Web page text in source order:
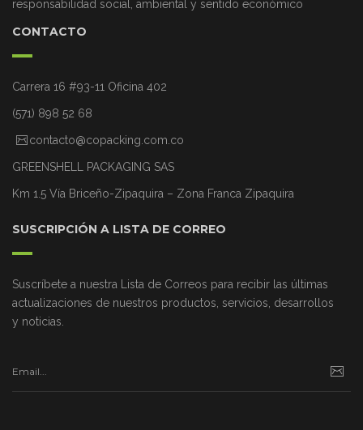
responsabilidad social, ambiental y sentido económico
CONTACTO
Carrera 16 #93-11 Oficina 402
(571) 898 52 68
contacto@copacking.com.co
GREENSHELL PACKAGING SAS
Km 1.5 Vía Briceño-Zipaquira – Zona Franca Zipaquira
SUSCRIPCIÓN A LISTA DE CORREO
Suscríbete a nuestra Lista de Correos para recibir las últimas
actualizaciones de nuestros productos, servicios, desarrollos
y noticias.